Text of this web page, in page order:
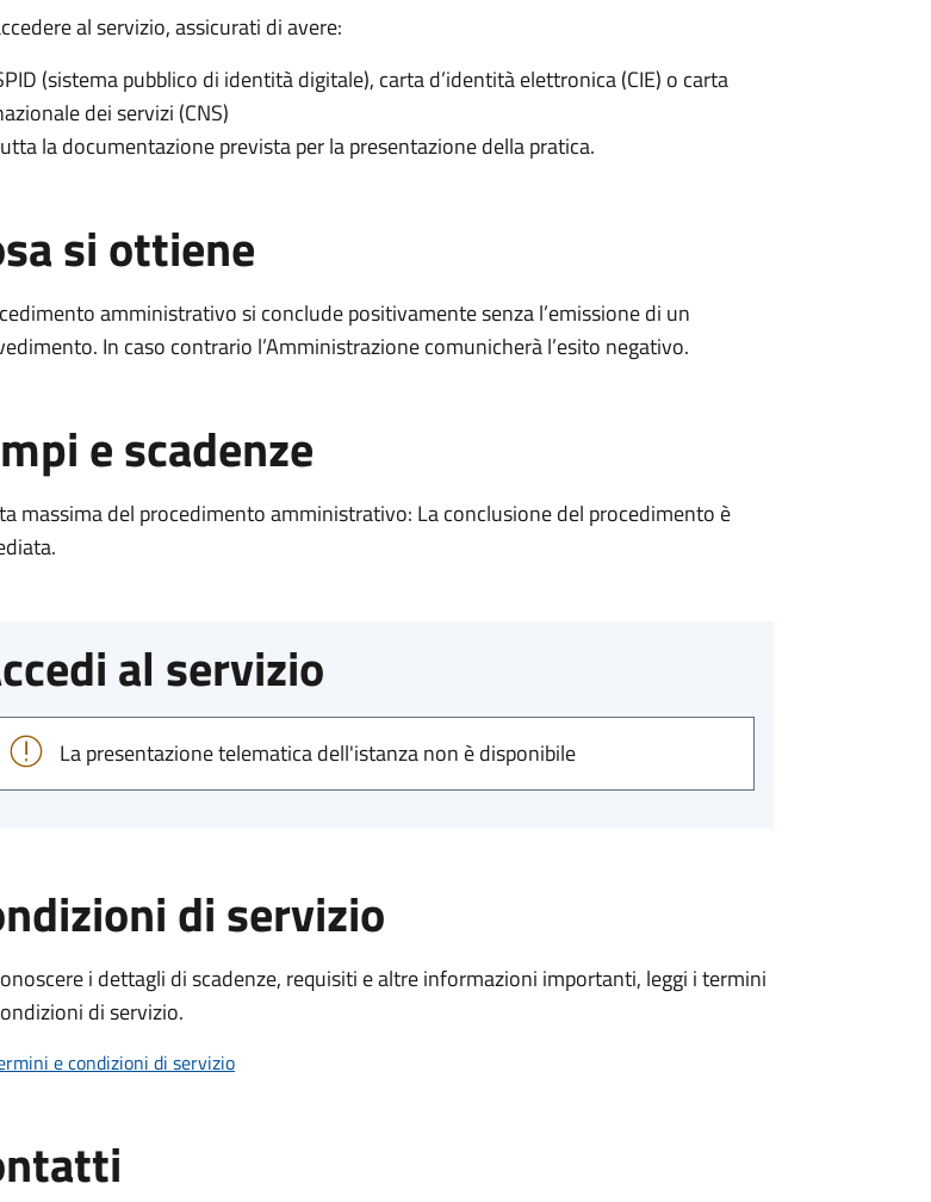
al servizio, assicurati di avere:
(sistema pubblico di identità digitale), carta d’identità elettronica (CIE) o carta
dei servizi (CNS)
la documentazione prevista per la presentazione della pratica.
si ottiene
amministrativo si conclude positivamente senza l’emissione di un
In caso contrario l’Amministrazione comunicherà l’esito negativo.
e scadenze
massima del procedimento amministrativo: La conclusione del procedimento è
al servizio
La presentazione telematica dell'istanza non è disponibile
di servizio
i dettagli di scadenze, requisiti e altre informazioni importanti, leggi i termini
di servizio.
e condizioni di servizio